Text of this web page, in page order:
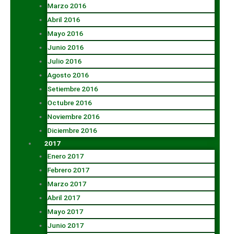
Marzo 2016
Abril 2016
Mayo 2016
Junio 2016
Julio 2016
Agosto 2016
Setiembre 2016
Octubre 2016
Noviembre 2016
Diciembre 2016
2017
Enero 2017
Febrero 2017
Marzo 2017
Abril 2017
Mayo 2017
Junio 2017